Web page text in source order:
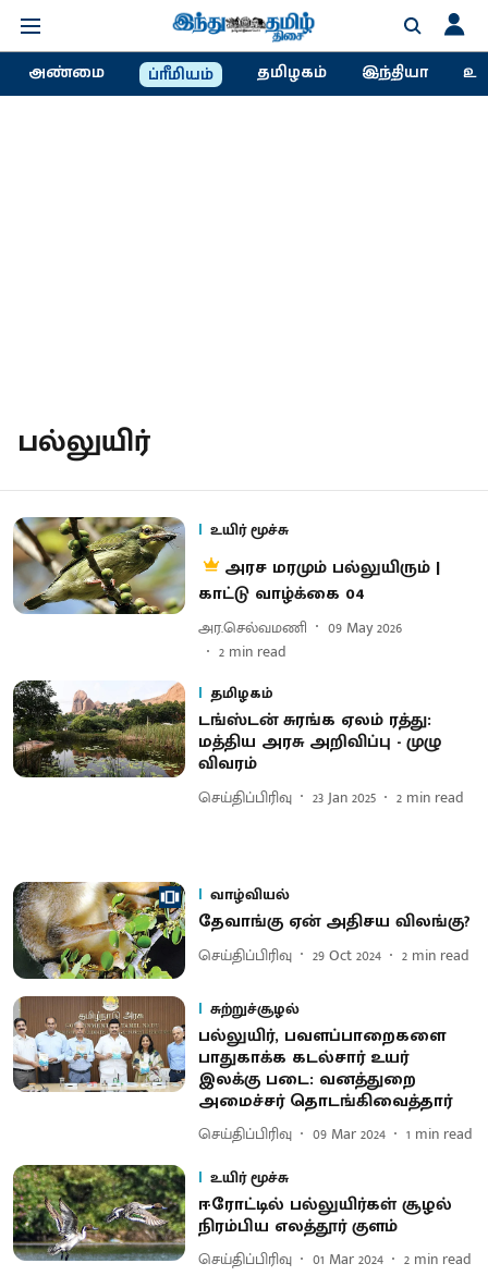
அண்மை ப்ரீமியம் தமிழகம் இந்தியா
பல்லுயிர்
உயிர் மூச்சு
அரச மரமும் பல்லுயிரும் |
காட்டு வாழ்க்கை 04
அர.செல்வமணி
09 May 2026
2 min read
தமிழகம்
டங்ஸ்டன் சுரங்க ஏலம் ரத்து:
மத்திய அரசு அறிவிப்பு - முழு
விவரம்
செய்திப்பிரிவு 23 Jan 2025 2 min read
வாழ்வியல்
தேவாங்கு ஏன் அதிசய விலங்கு?
செய்திப்பிரிவு 29 Oct 2024 2 min read
சுற்றுச்சூழல்
பல்லுயிர், பவளப்பாறைகளை
பாதுகாக்க கடல்சார் உயர்
இலக்கு படை: வனத்துறை
அமைச்சர் தொடங்கிவைத்தார்
செய்திப்பிரிவு 09 Mar 2024 1 min read
உயிர் மூச்சு
ஈரோட்டில் பல்லுயிர்கள் சூழல்
நிரம்பிய எலத்தூர் குளம்
செய்திப்பிரிவு 01 Mar 2024 2 min read